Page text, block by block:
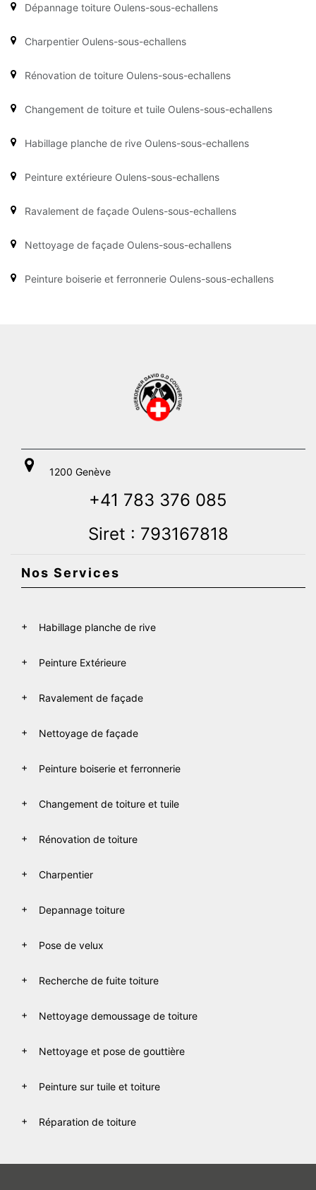
Dépannage toiture Oulens-sous-echallens
Charpentier Oulens-sous-echallens
Rénovation de toiture Oulens-sous-echallens
Changement de toiture et tuile Oulens-sous-echallens
Habillage planche de rive Oulens-sous-echallens
Peinture extérieure Oulens-sous-echallens
Ravalement de façade Oulens-sous-echallens
Nettoyage de façade Oulens-sous-echallens
Peinture boiserie et ferronnerie Oulens-sous-echallens
1200 Genève
+41 783 376 085
Siret : 793167818
Nos Services
Habillage planche de rive
Peinture Extérieure
Ravalement de façade
Nettoyage de façade
Peinture boiserie et ferronnerie
Changement de toiture et tuile
Rénovation de toiture
Charpentier
Depannage toiture
Pose de velux
Recherche de fuite toiture
Nettoyage demoussage de toiture
Nettoyage et pose de gouttière
Peinture sur tuile et toiture
Réparation de toiture